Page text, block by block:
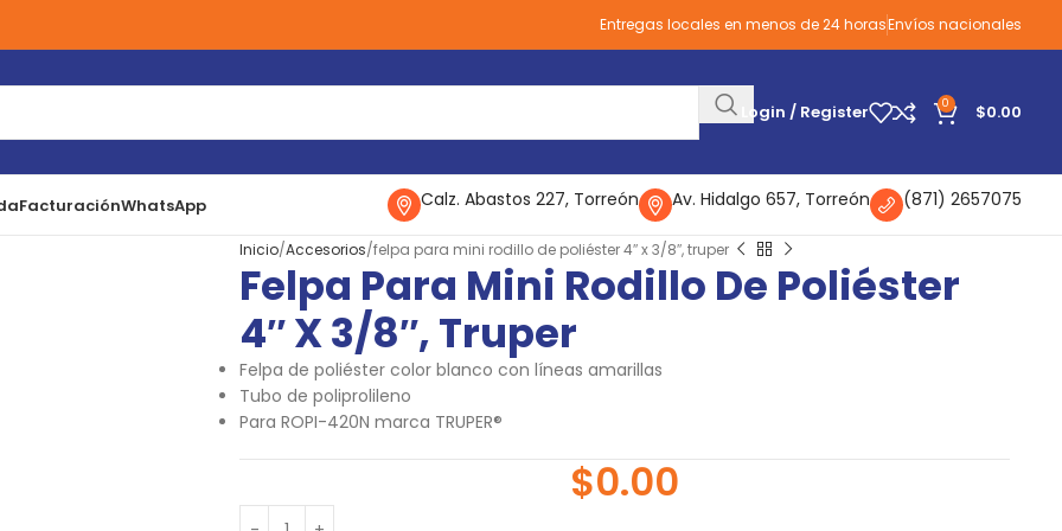
Entregas locales en menos de 24 horasEnvíos nacionales
Login / Register 0 $0.00
FacturaciónWhatsApp Calz. Abastos 227, Torreón Av. Hidalgo 657, Torreón (871) 2657075
Inicio Accesorios felpa para mini rodillo de poliéster 4″ x 3/8″, truper
Felpa Para Mini Rodillo De Poliéster
4″ X 3/8″, Truper
Felpa de poliéster color blanco con líneas amarillas
Tubo de poliprolileno
Para ROPI-420N marca TRUPER®
$0.00